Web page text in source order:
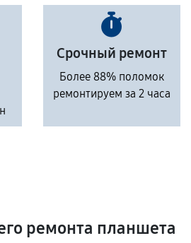
Срочный ремонт
Более 88% поломок
ремонтируем за 2 часа
ремонта планшета